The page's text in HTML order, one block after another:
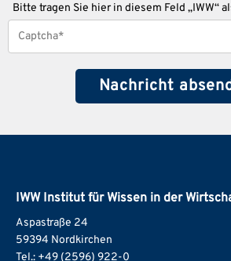
Bitte tragen Sie hier in diesem Feld „IWW“
IWW Institut für Wissen in der
Aspastraße 24
59394 Nordkirchen
Tel.: +49 (2596) 922-0